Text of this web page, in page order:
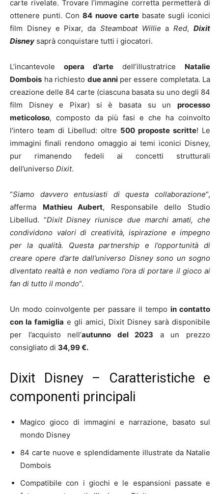
carte rivelate. Trovare l’immagine corretta permetterà di
ottenere punti. Con84 nuove cartebasate sugli iconici
film Disney e Pixar, da Steamboat Willie aRed,Dixit
Disney saprà conquistare tutti i giocatori.
L’incantevole opera d’arte dell’illustratrice Natalie
Dombois ha richiesto due anni per essere completata. La
creazione delle 84 carte (ciascuna basata su uno degli 84
film Disney e Pixar) si è basata su un processo
meticoloso, composto da più fasi e che ha coinvolto
l’intero team di Libellud: oltre 500 proposte scritte! Le
immagini finali rendono omaggio ai temi iconici Disney,
pur rimanendo fedeli ai concetti strutturali
dell’universo Dixit.
“Siamo davvero entusiasti di questa collaborazione“,
afferma Mathieu Aubert, Responsabile dello Studio
Libellud. “Dixit Disney riunisce due marchi amati, che
condividono valori di creatività, ispirazione e impegno
per la qualità. Questa partnership e l’opportunità di
creare opere d’arte dall’universo Disney sono un sogno
diventato realtà e non vediamo l’ora di portare il gioco ai
fan di tutto il mondo“.
Un modo coinvolgente per passare il tempo in contatto
con la famiglia e gli amici, Dixit Disney sarà disponibile
per l’acquisto nell’autunno del 2023 a un prezzo
consigliato di 34,99 €.
Dixit Disney – Caratteristiche e
componenti principali
Magico gioco di immagini e narrazione, basato sul
mondo Disney
84 carte nuove e splendidamente illustrate da Natalie
Dombois
Compatibile con i giochi e le espansioni passate e